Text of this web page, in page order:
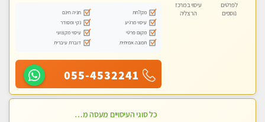
לפרטים
נוספים
עיסוי במרכז
הרצליה
מקלחת
חניה חינם
עיסוי מרגיע
נקי ומסודר
מקום פרטי
עיסוי מקצועי
תמונה אמיתית
דוברת עיברית
055-4532241
כל סוגי העיסויים מעסה מקצועית ואיכותית פרטי!!!טל-053-6214433